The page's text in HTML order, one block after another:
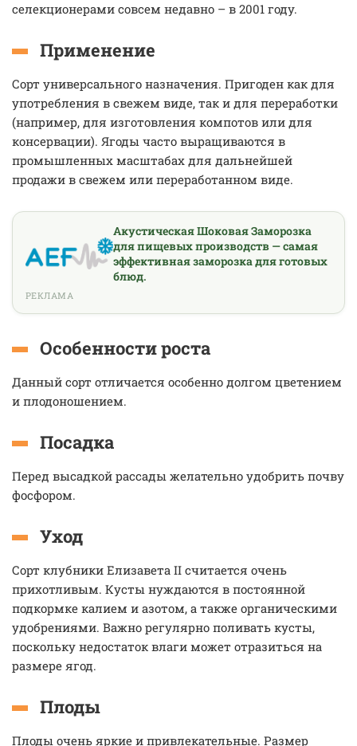
селекционерами совсем недавно – в 2001 году.
Применение
Сорт универсального назначения. Пригоден как для
употребления в свежем виде, так и для переработки
(например, для изготовления компотов или для
консервации). Ягоды часто выращиваются в
промышленных масштабах для дальнейшей
продажи в свежем или переработанном виде.
Акустическая Шоковая Заморозка
для пищевых производств — самая
эффективная заморозка для готовых
блюд.
РЕКЛАМА
Особенности роста
Данный сорт отличается особенно долгом цветением
и плодоношением.
Посадка
Перед высадкой рассады желательно удобрить почву
фосфором.
Уход
Сорт клубники Елизавета II считается очень
прихотливым. Кусты нуждаются в постоянной
подкормке калием и азотом, а также органическими
удобрениями. Важно регулярно поливать кусты,
поскольку недостаток влаги может отразиться на
размере ягод.
Плоды
Плоды очень яркие и привлекательные. Размер